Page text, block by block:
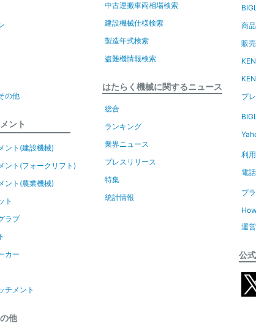
の他
ント
ント(建設機械)
ント(フォークリフト)
ント(農業機械)
ト
ラブ
カー
チメント
他
中古運搬車両相場検索
建設機械仕様検索
製造年式検索
盗難機情報検索
はたらく機械に関するニュース
総合
ランキング
業界ニュース
プレスリリース
特集
統計情報
商
販
プ
利
電
プ
運
公